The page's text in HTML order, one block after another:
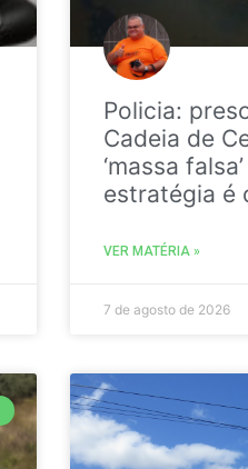
Policia:
Cadeia de
‘massa
estratégia é
VER MATÉRIA »
7 de agosto de 2026